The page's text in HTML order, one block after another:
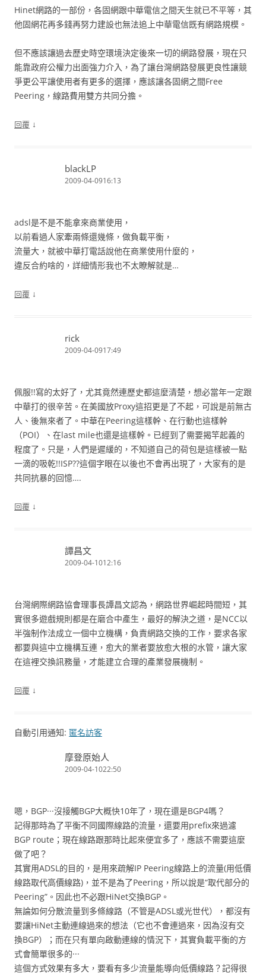
Hinet網路的一部份，各固網跟中華電信之間天生就已不平等，其
他固網花再多錢再努力建設也無法追上中華電信既有網路規模。
但不應該讓過去歷史時空環境決定後來一切的網路發展，現在只
能靠政府公權力出面強力介入，為了讓台灣網路發展更良性讓競
爭更公平讓使用者有更多的選擇，應該讓各固網之間Free
Peering，線路費用雙方共同分擔。
回覆 ↓
blackLP
2009-04-0916:13
adsl是不是不能拿來商業使用，
以前看過人家牽兩條還幾條，做負載平衡，
流量大，就被中華打電話說他在商業使用什麼的，
違反合約啥的，詳細情形我也不太瞭解就是…
回覆 ↓
rick
2009-04-0917:49
佩服!!寫的太好了，尤其竟然連歷史都這麼清楚，想必當年一定跟
中華打的很辛苦。在美國放Proxy這招更是了不起，可說是前無古
人、後無來者了。中華在Peering這樣幹、在行動也這樣幹
（POI）、在last mile也還是這樣幹。已經到了需要揭竿起義的
程度了。只是，人們是遲緩的，不知道自己的荷包是這樣被一點
一滴的吸乾!!ISP??這個字眼在以後也不會再出現了，大家有的是
共同抗暴的回憶….
回覆 ↓
譚昌文
2009-04-1012:16
台灣網際網路協會理事長譚昌文認為，網路世界崛起時間短，其
實很多遊戲規則都是在磨合中產生，最好的解決之道，是NCC以
半強制作法成立一個中立機構，負責網路交換的工作，要求各家
都要與這中立機構互連，愈大的業者要放愈大根的水管，讓大家
在這裡交換訊務量，才能建立合理的產業發展機制。
回覆 ↓
自動引用通知: 匿名訪客
摩登原始人
2009-04-1022:50
嗯，BGP···沒接觸BGP大概快10年了，現在還是BGP4嗎？
記得那時為了平衡不同國際線路的流量，還要用prefix來過濾
BGP route；現在線路跟那時比起來便宜多了，應該不需要這麼
做了吧？
其實用ADSL的目的，是用來疏解IP Peering線路上的流量(用低價
線路取代高價線路)，並不是為了Peering，所以說是“取代部分的
Peering”。因此也不必跟HiNet交換BGP。
無論如何分散流量到多條線路（不管是ADSL或光世代），都沒有
要讓HiNet主動連線過來的想法（它也不會連過來，因為沒有交
換BGP）；而在只有單向啟動連線的情況下，其實負載平衡的方
式會簡單很多的···
這個方式效果有多大，要看有多少流量能導向低價線路？記得很